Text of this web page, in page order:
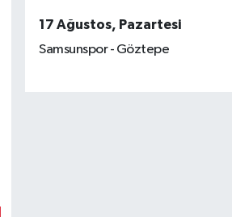
17 Ağustos, Pazartesi
Samsunspor - Göztepe